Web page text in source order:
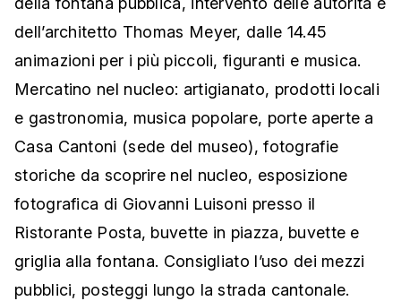
dell’architetto Thomas Meyer, dalle 14.45
animazioni per i più piccoli, figuranti e musica.
Mercatino nel nucleo: artigianato, prodotti locali
e gastronomia, musica popolare, porte aperte a
Casa Cantoni (sede del museo), fotografie
storiche da scoprire nel nucleo, esposizione
fotografica di Giovanni Luisoni presso il
Ristorante Posta, buvette in piazza, buvette e
griglia alla fontana. Consigliato l’uso dei mezzi
pubblici, posteggi lungo la strada cantonale.